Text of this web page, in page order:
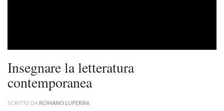
Insegnare la letteratura
contemporanea
SCRITTO DA ROMANO LUPERINI